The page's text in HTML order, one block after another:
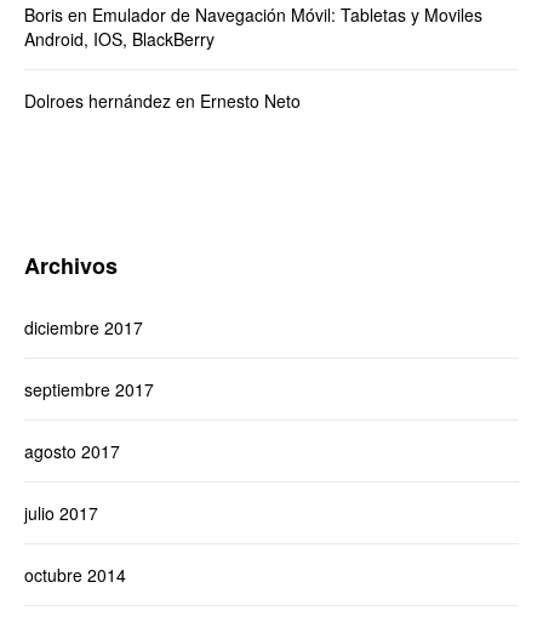
Boris en Emulador de Navegación Móvil: Tabletas y Moviles
Android, IOS, BlackBerry
Dolroes hernández en Ernesto Neto
Archivos
diciembre 2017
septiembre 2017
agosto 2017
julio 2017
octubre 2014